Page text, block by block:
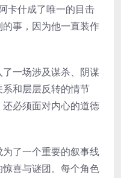
卡什成了唯一的目击
事，因为他一直装作
一场涉及谋杀、阴谋
和层层反转的情节
必须面对内心的道德
了一个重要的叙事线
喜与谜团。每个角色